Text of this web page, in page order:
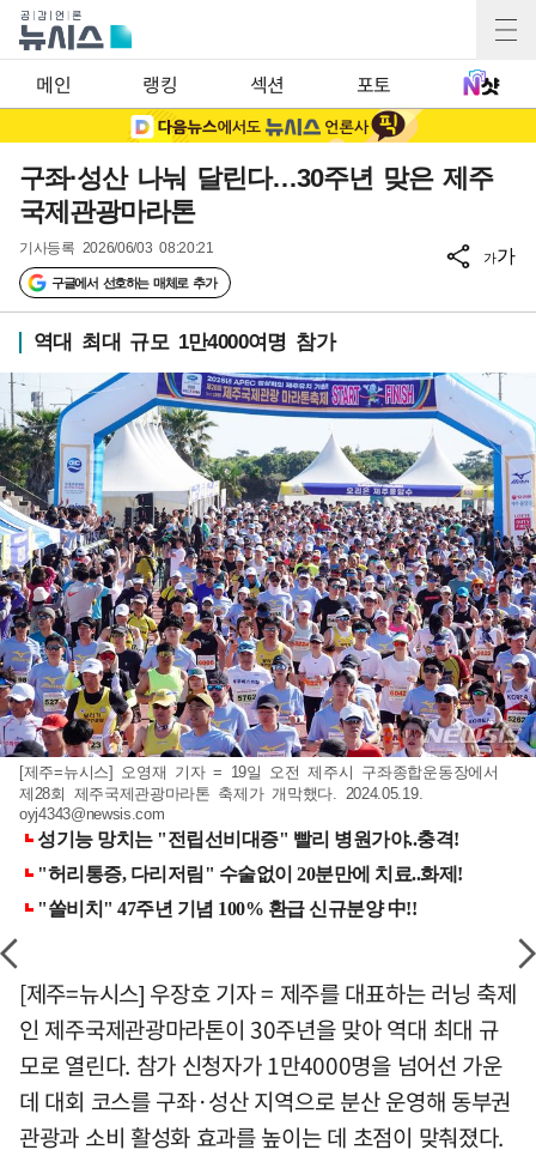
메인 랭킹 섹션 포토
구좌·성산 나눠 달린다…30주년 맞은 제주
국제관광마라톤
기사등록 2026/06/03 08:20:21
구글에서 선호하는 매체로 추가
가가
역대 최대 규모 1만4000여명 참가
[제주=뉴시스] 오영재 기자 = 19일 오전 제주시 구좌종합운동장에서
제28회 제주국제관광마라톤 축제가 개막했다. 2024.05.19.
oyj4343@newsis.com
[제주=뉴시스] 우장호 기자 = 제주를 대표하는 러닝 축제
인 제주국제관광마라톤이 30주년을 맞아 역대 최대 규
모로 열린다. 참가 신청자가 1만4000명을 넘어선 가운
데 대회 코스를 구좌·성산 지역으로 분산 운영해 동부권
관광과 소비 활성화 효과를 높이는 데 초점이 맞춰졌다.